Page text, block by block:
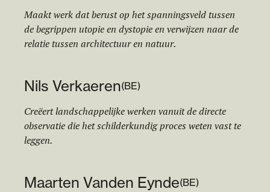
Maakt werk dat berust op het spanningsveld tussen
de begrippen utopie en dystopie en verwijzen naar de
relatie tussen architectuur en natuur.
Nils Verkaeren(BE)
Creëert landschappelijke werken vanuit de directe
observatie die het schilderkundig proces weten vast te
leggen.
Maarten Vanden Eynde(BE)